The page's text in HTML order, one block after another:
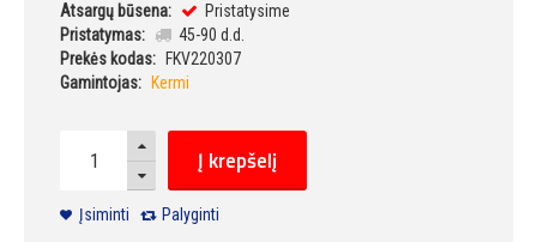
Atsargų būsena:
Pristatysime
Pristatymas:
45-90 d.d.
Prekės kodas:
FKV220307
Gamintojas:
Kermi
Į krepšelį
Įsiminti Palyginti